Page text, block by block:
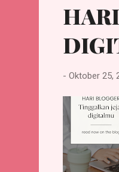
- Oktober 25,